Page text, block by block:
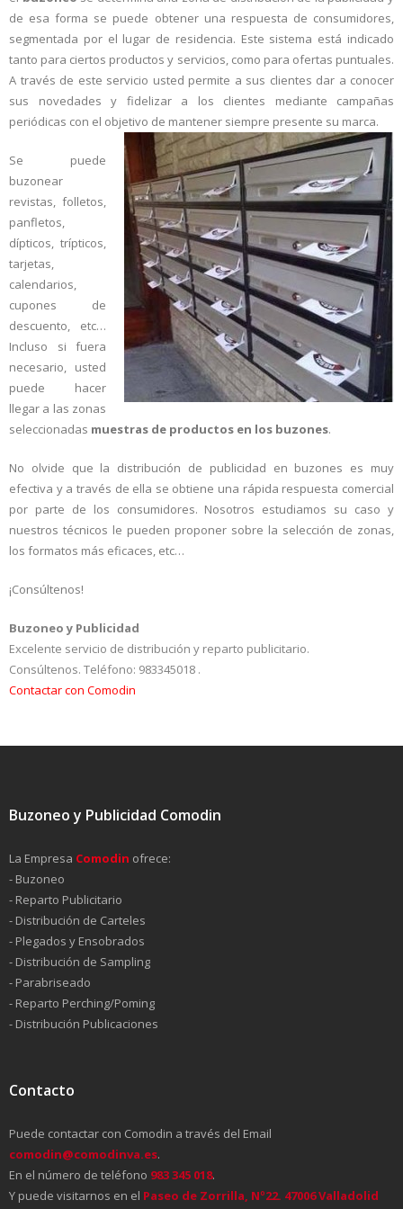
- Distribución de Carteles
- Plegados y Ensobrados
- Distribución de Sampling
- Reparto Perching/Poming
- Distribución Publicaciones
Solicitar Servicios
Preguntas Frecuentes
RR.HH.
Promociones
- Noticias Buzoneo Publicidad
de esa forma se puede obtener una respuesta de consumidores,
segmentada por el lugar de residencia. Este sistema está indicado
tanto para ciertos productos y servicios, como para ofertas puntuales.
A través de este servicio usted permite a sus clientes dar a conocer
sus novedades y fidelizar a los clientes mediante campañas
periódicas con el objetivo de mantener siempre presente su marca.
Se puede
buzonear
revistas, folletos,
panfletos,
dípticos, trípticos,
tarjetas,
calendarios,
cupones de
descuento, etc…
Incluso si fuera
necesario, usted
puede hacer
llegar a las zonas
seleccionadas muestras de productos en los buzones.
No olvide que la distribución de publicidad en buzones es muy
efectiva y a través de ella se obtiene una rápida respuesta comercial
por parte de los consumidores. Nosotros estudiamos su caso y
nuestros técnicos le pueden proponer sobre la selección de zonas,
los formatos más eficaces, etc…
¡Consúltenos!
Buzoneo y Publicidad
Excelente servicio de distribución y reparto publicitario.
Consúltenos. Teléfono: 983345018 .
Contactar con Comodin
Buzoneo y Publicidad Comodin
La Empresa Comodin ofrece:
- Buzoneo
- Reparto Publicitario
- Distribución de Carteles
- Plegados y Ensobrados
- Distribución de Sampling
- Parabriseado
- Reparto Perching/Poming
- Distribución Publicaciones
Contacto
Puede contactar con Comodin a través del Email
comodin@comodinva.es.
En el número de teléfono 983 345 018.
Y puede visitarnos en el Paseo de Zorrilla, Nº22. 47006 Valladolid